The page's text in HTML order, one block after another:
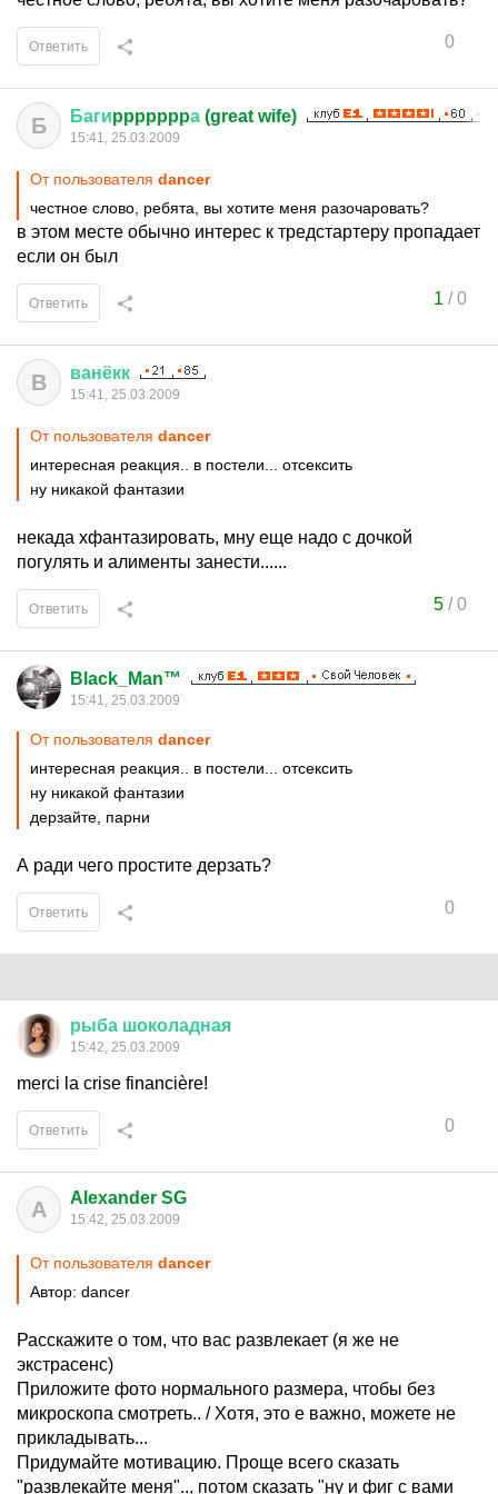
0
Ответить
Б Багиpppppppа (great wife)
15:41, 25.03.2009
От пользователя dancer
честное слово, ребята, вы хотите меня разочаровать?
в этом месте обычно интерес к тредстартеру пропадает
если он был
1 /0
Ответить
В ванёкк
15:41, 25.03.2009
От пользователя dancer
интересная реакция.. в постели... отсексить
ну никакой фантазии
некада хфантазировать, мну еще надо с дочкой
погулять и алименты занести......
5/0
Ответить
Black_Man™
15:41, 25.03.2009
От пользователя dancer
интересная реакция.. в постели... отсексить
ну никакой фантазии
дерзайте, парни
А ради чего простите дерзать?
0
Ответить
рыба шоколадная
15:42, 25.03.2009
merci la crise financière!
0
Ответить
A Alexander SG
15:42, 25.03.2009
От пользователя dancer
Автор: dancer
Расскажите о том, что вас развлекает (я же не
экстрасенс)
Приложите фото нормального размера, чтобы без
микроскопа смотреть.. / Хотя, это е важно, можете не
прикладывать...
Придумайте мотивацию. Проще всего сказать
"развлекайте меня".., потом сказать "ну и фиг с вами